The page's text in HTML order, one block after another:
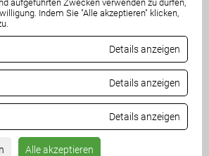
aufgeführten Zwecken verwenden zu dürfen,
Indem Sie "Alle akzeptieren" klicken,
Details anzeigen
Details anzeigen
Details anzeigen
Alle akzeptieren
zeige sich vor allem auch daran, dass
in der letzten Sondersitzung des
der FPÖ erklärt hat, dass er in
Stadt Klagenfurt sei und dass es
Fall eines Rückkaufes gäbe. „Diese
mit dem gestern von der Stadt
Gutachten von Univ.-Prof. Rüffler
Gruber vor dem Landtag die
Wir werden daher Landesrat Gruber in der
am 9. Juni erneut befragen, welche